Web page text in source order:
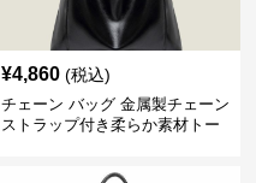
¥4,860 (税込)
チェーン バッグ 金属製チェーン
ストラップ付き柔らか素材トー